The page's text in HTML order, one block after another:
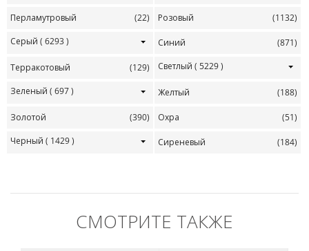
Перламутровый (22) Розовый
(1132)
Серый ( 6293 ) Синий (871)
Терракотовый (129) Светлый ( 5229 )
Зеленый ( 697 ) Желтый (188)
Золотой (390) Охра
(51)
Черный ( 1429 ) Сиреневый (184)
СМОТРИТЕ ТАКЖЕ